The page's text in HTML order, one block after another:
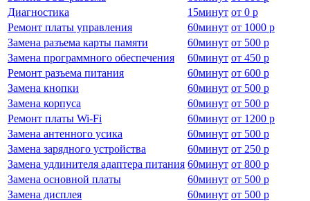
Диагностика
15минут от 0 р
Ремонт платы управления
60минут от 1000 р
Замена разъема карты памяти
60минут от 500 р
Замена программного обеспечения
60минут от 450 р
Ремонт разъема питания
60минут от 600 р
Замена кнопки
60минут от 500 р
Замена корпуса
60минут от 500 р
Ремонт платы Wi-Fi
60минут от 1200 р
Замена антенного усика
60минут от 500 р
Замена зарядного устройства
60минут от 250 р
Замена удлинителя адаптера питания 60минут от 800 р
Замена основной платы
60минут от 500 р
Замена дисплея
60минут от 500 р